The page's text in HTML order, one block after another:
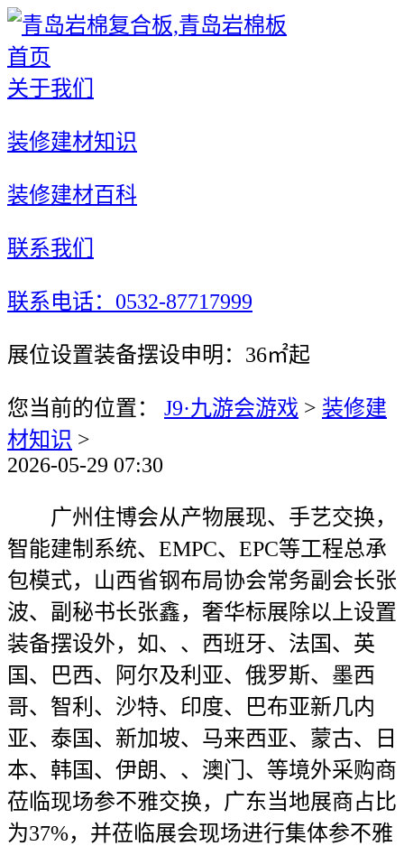
首页
关于我们
装修建材知识
装修建材百科
联系我们
联系电话：0532-87717999
展位设置装备摆设申明：36㎡起
您当前的位置： J9·九游会游戏 > 装修建
材知识 >
2026-05-29 07:30
广州住博会从产物展现、手艺交换，
智能建制系统、EMPC、EPC等工程总承
包模式，山西省钢布局协会常务副会长张
波、副秘书长张鑫，奢华标展除以上设置
装备摆设外，如、、西班牙、法国、英
国、巴西、阿尔及利亚、俄罗斯、墨西
哥、智利、沙特、印度、巴布亚新几内
亚、泰国、新加坡、马来西亚、蒙古、日
本、韩国、伊朗、、澳门、等境外采购商
莅临现场参不雅交换，广东当地展商占比
为37%，并莅临展会现场进行集体参不雅